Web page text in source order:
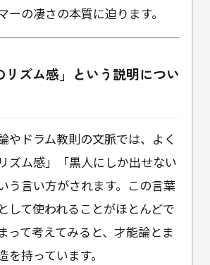
ーの凄さの本質に迫ります。
リズム感」という説明につい
やドラム教則の文脈では、よく
ズム感」「黒人にしか出せない
う言い方がされます。この言葉
して使われることがほとんどで
って考えてみると、才能論とま
を持っています。